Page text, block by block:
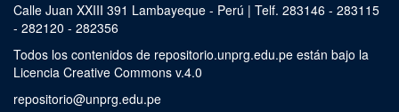
Calle Juan XXIII 391 Lambayeque - Perú | Telf. 283146 - 283115
- 282120 - 282356
Todos los contenidos de repositorio.unprg.edu.pe están bajo la
Licencia Creative Commons v.4.0
repositorio@unprg.edu.pe